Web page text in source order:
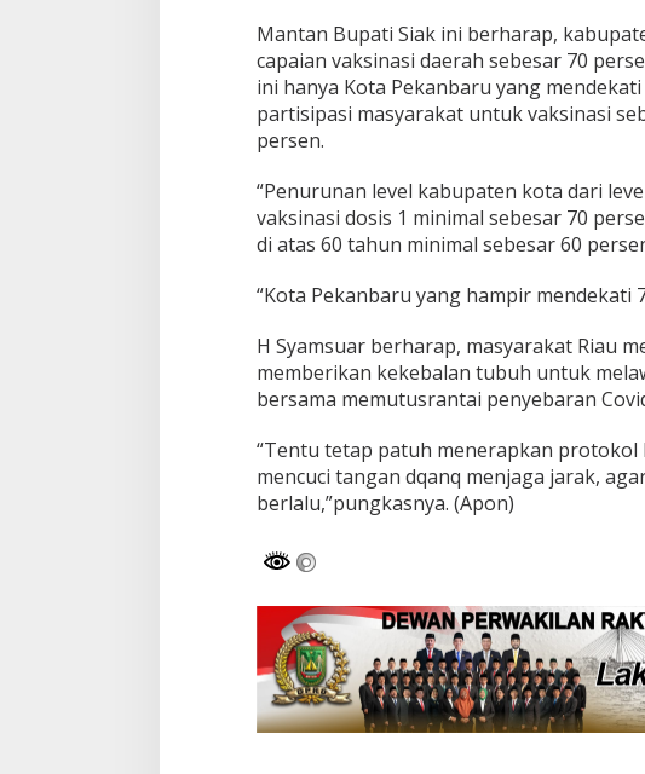
n
V
a
k
s
s
i
Mantan Bupati Siak ini berharap,
capaian vaksinasi daerah sebesar 70
ini hanya Kota Pekanbaru yang
partisipasi masyarakat untuk vaksinasi
persen.
“Penurunan level kabupaten kota dari
vaksinasi dosis 1 minimal sebesar 70
di atas 60 tahun minimal sebesar 60
“Kota Pekanbaru yang hampir mendekati
H Syamsuar berharap, masyarakat Riau
memberikan kekebalan tubuh untuk
bersama memutusrantai penyebaran
“Tentu tetap patuh menerapkan protokol
mencuci tangan dqanq menjaga jarak,
berlalu,”pungkasnya. (Apon)